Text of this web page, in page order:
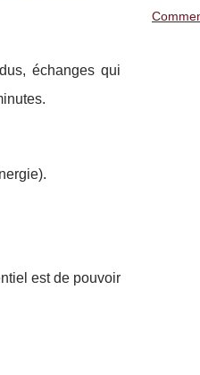
échanges qui
est de pouvoir